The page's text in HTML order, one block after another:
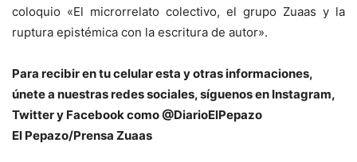
coloquio «El microrrelato colectivo, el grupo Zuaas y la
ruptura epistémica con la escritura de autor».
Para recibir en tu celular esta y otras informaciones,
únete a nuestras redes sociales, síguenos en Instagram,
Twitter y Facebook como @DiarioElPepazo
El Pepazo/Prensa Zuaas